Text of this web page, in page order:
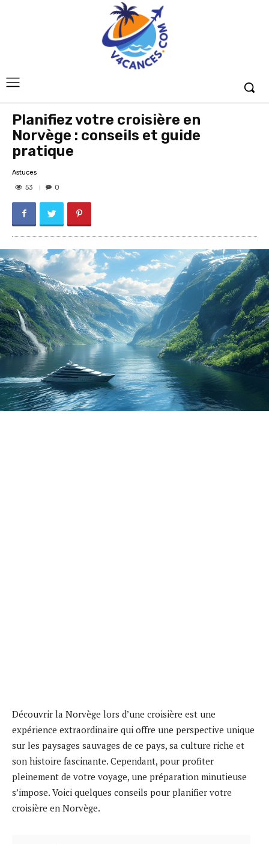
Planifiez votre croisière en
Norvège : conseils et guide
pratique
Astuces
53
0
Découvrir la Norvège lors d’une croisière est une
expérience extraordinaire qui offre une perspective unique
sur les paysages sauvages de ce pays, sa culture riche et
son histoire fascinante. Cependant, pour profiter
pleinement de votre voyage, une préparation minutieuse
s’impose. Voici quelques conseils pour planifier votre
croisière en Norvège.